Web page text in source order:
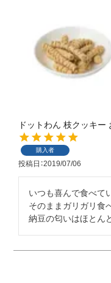
ドットわん 枝クッキー
購入者
投稿日 2019/07/06
いつも喜んで食べて
そのままガリガリ食